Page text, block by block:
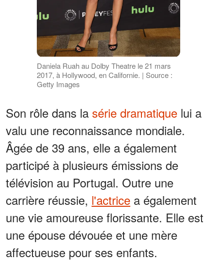
Daniela Ruah au Dolby Theatre le 21 mars
2017, à Hollywood, en Californie. | Source :
Getty Images
Son rôle dans la série dramatique lui a
valu une reconnaissance mondiale.
Âgée de 39 ans, elle a également
participé à plusieurs émissions de
télévision au Portugal. Outre une
carrière réussie, l'actrice a également
une vie amoureuse florissante. Elle est
une épouse dévouée et une mère
affectueuse pour ses enfants.